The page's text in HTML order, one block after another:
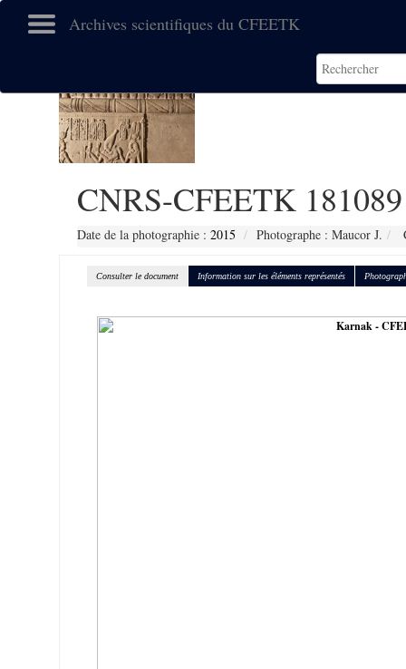
Archives scientifiques du CFEETK
CNRS-CFEETK 181089
Date de la photographie : 2015 Photographe : Maucor J.
Consulter le document Information sur les éléments représentés